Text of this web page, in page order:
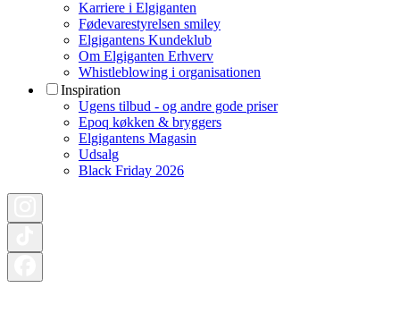
Karriere i Elgiganten
Fødevarestyrelsen smiley
Elgigantens Kundeklub
Om Elgiganten Erhverv
Whistleblowing i organisationen
Inspiration
Ugens tilbud - og andre gode priser
Epoq køkken & bryggers
Elgigantens Magasin
Udsalg
Black Friday 2026